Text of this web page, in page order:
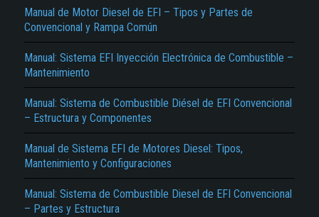
Manual de Motor Diesel de EFI – Tipos y Partes de
Convencional y Rampa Común
Manual: Sistema EFI Inyección Electrónica de Combustible –
Mantenimiento
Manual: Sistema de Combustible Diésel de EFI Convencional
– Estructura y Componentes
Manual de Sistema EFI de Motores Diesel: Tipos,
Mantenimiento y Configuraciones
Manual: Sistema de Combustible Diesel de EFI Convencional
– Partes y Estructura
El Título es incorrecto según el contenido.
Texto o Imagen de portada son erróneos.
Reportar otro tipo de error...